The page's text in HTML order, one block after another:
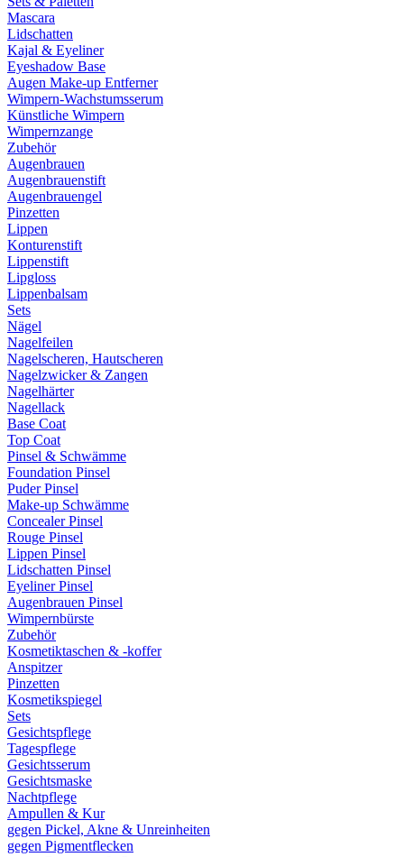
Mascara
Lidschatten
Kajal & Eyeliner
Eyeshadow Base
Augen Make-up Entferner
Wimpern-Wachstumsserum
Künstliche Wimpern
Wimpernzange
Zubehör
Augenbrauen
Augenbrauenstift
Augenbrauengel
Pinzetten
Lippen
Konturenstift
Lippenstift
Lipgloss
Lippenbalsam
Sets
Nägel
Nagelfeilen
Nagelscheren, Hautscheren
Nagelzwicker & Zangen
Nagelhärter
Nagellack
Base Coat
Top Coat
Pinsel & Schwämme
Foundation Pinsel
Puder Pinsel
Make-up Schwämme
Concealer Pinsel
Rouge Pinsel
Lippen Pinsel
Lidschatten Pinsel
Eyeliner Pinsel
Augenbrauen Pinsel
Wimpernbürste
Zubehör
Kosmetiktaschen & -koffer
Anspitzer
Pinzetten
Kosmetikspiegel
Sets
Gesichtspflege
Tagespflege
Gesichtsserum
Gesichtsmaske
Nachtpflege
Ampullen & Kur
gegen Pickel, Akne & Unreinheiten
gegen Pigmentflecken